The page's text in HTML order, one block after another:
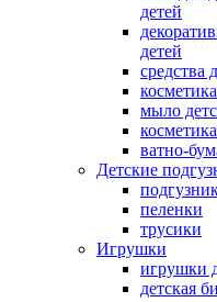
детей
детей
средства
мыло
ватно-
Детские
пеленки
трусики
Игрушки
игрушки
детская